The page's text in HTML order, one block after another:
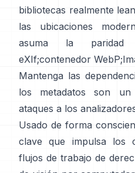
bibliotecas realmente
las ubicaciones
asuma la
eXIf;contenedor WebP;
Mantenga las
los metadatos son
ataques a los
Usado de forma
clave que impulsa los
flujos de trabajo de